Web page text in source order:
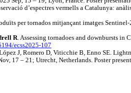
d’espectres vermells a Catalunya:
per tornados mitjançant imatges
R. Assessing tornadoes and downbursts in
ecss2025-107
J, Romero D, Viticchie B, Enno SE.
17 – 21; Utrecht, Netherlands. Poster